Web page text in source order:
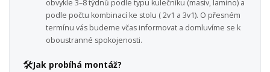
obvykle 3–8 týdnů podle typu kulečníku (masiv, lamino) a
podle počtu kombinací ke stolu ( 2v1 a 3v1). O přesném
termínu vás budeme včas informovat a domluvíme se k
oboustranné spokojenosti.
🛠️Jak probíhá montáž?